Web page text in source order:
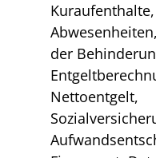
der
Nettoentgelt,